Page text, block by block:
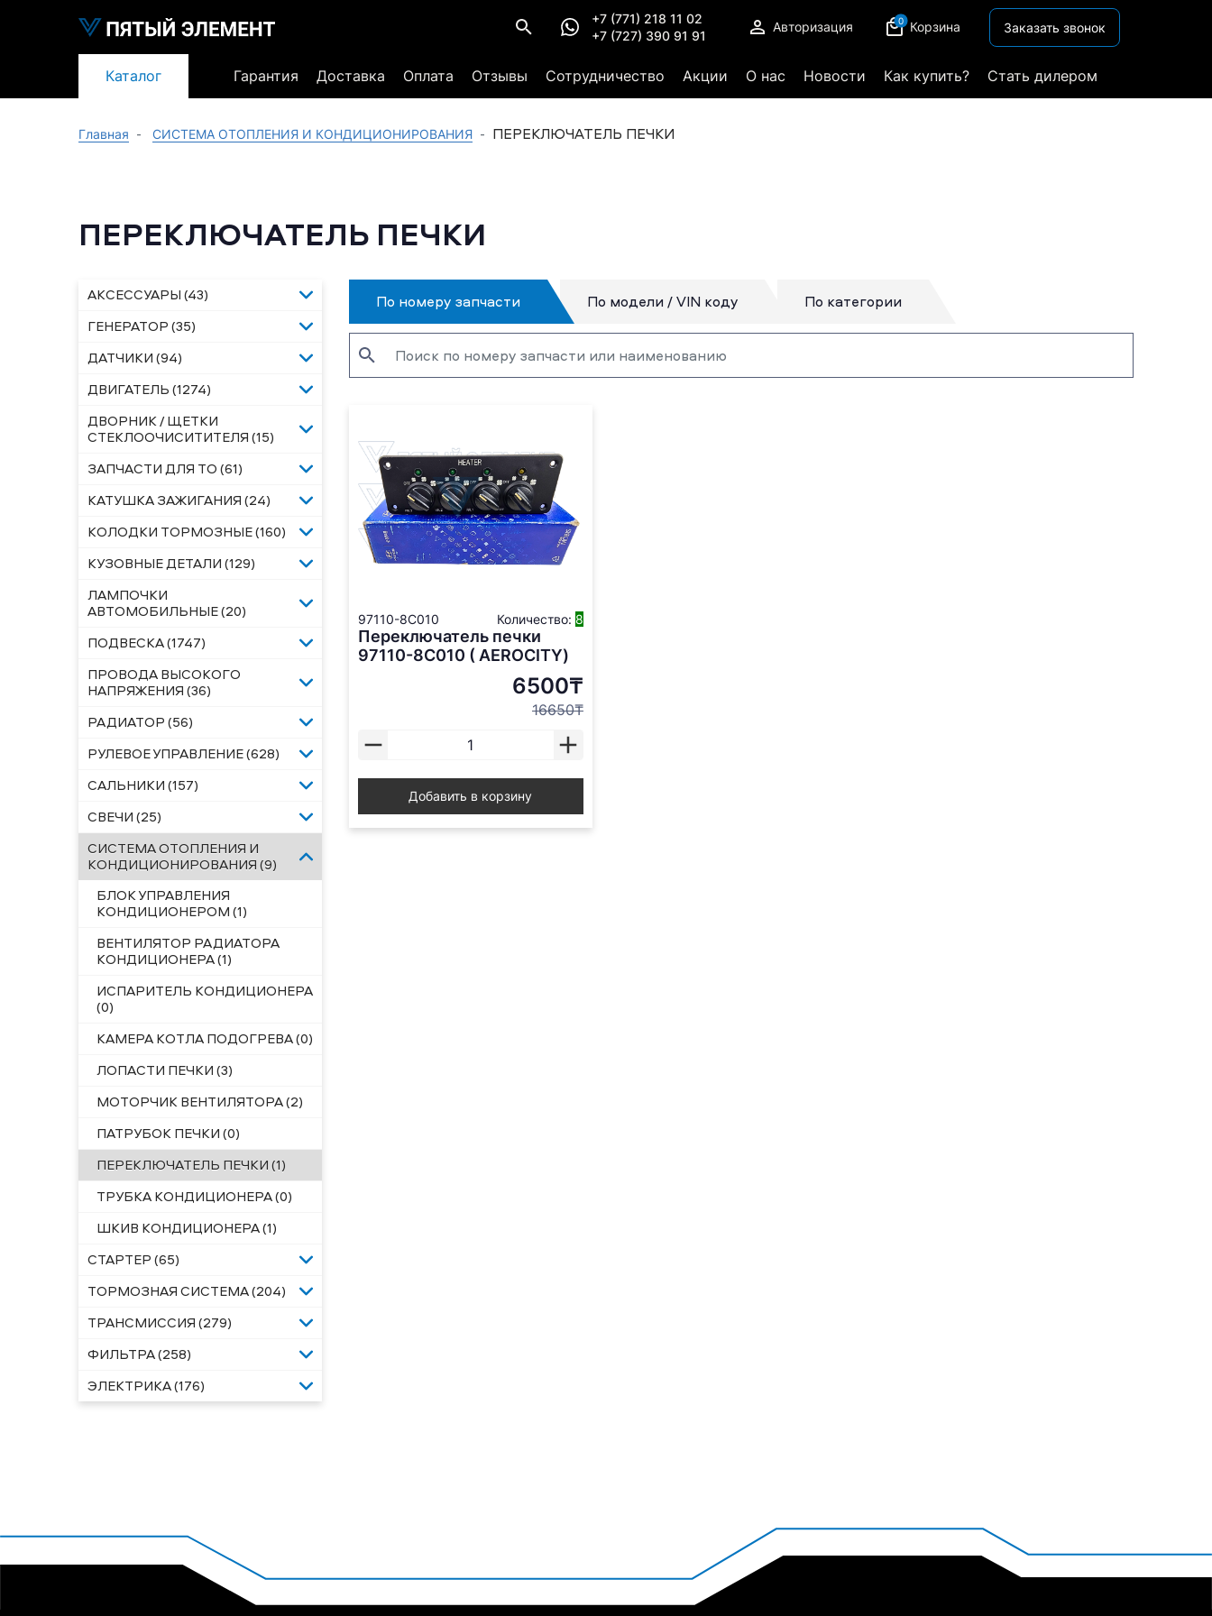
+7 (771) 218 11 02
+7 (727) 390 91 91
Авторизация 0 Корзина Заказать звонок
Каталог Гарантия Доставка Оплата Отзывы Сотрудничество Акции О нас Новости Как купить? Стать дилером
Главная СИСТЕМА ОТОПЛЕНИЯ И КОНДИЦИОНИРОВАНИЯ ПЕРЕКЛЮЧАТЕЛЬ ПЕЧКИ
ПЕРЕКЛЮЧАТЕЛЬ ПЕЧКИ
АКСЕССУАРЫ (43)
ГЕНЕРАТОР (35)
ДАТЧИКИ (94)
ДВИГАТЕЛЬ (1274)
ДВОРНИК / ЩЕТКИ
СТЕКЛООЧИСИТИТЕЛЯ (15)
ЗАПЧАСТИ ДЛЯ ТО (61)
КАТУШКА ЗАЖИГАНИЯ (24)
КОЛОДКИ ТОРМОЗНЫЕ (160)
КУЗОВНЫЕ ДЕТАЛИ (129)
ЛАМПОЧКИ
АВТОМОБИЛЬНЫЕ (20)
ПОДВЕСКА (1747)
ПРОВОДА ВЫСОКОГО
НАПРЯЖЕНИЯ (36)
РАДИАТОР (56)
РУЛЕВОЕ УПРАВЛЕНИЕ (628)
САЛЬНИКИ (157)
СВЕЧИ (25)
СИСТЕМА ОТОПЛЕНИЯ И
КОНДИЦИОНИРОВАНИЯ (9)
БЛОК УПРАВЛЕНИЯ
КОНДИЦИОНЕРОМ (1)
ВЕНТИЛЯТОР РАДИАТОРА
КОНДИЦИОНЕРА (1)
ИСПАРИТЕЛЬ КОНДИЦИОНЕРА
(0)
КАМЕРА КОТЛА ПОДОГРЕВА (0)
ЛОПАСТИ ПЕЧКИ (3)
МОТОРЧИК ВЕНТИЛЯТОРА (2)
ПАТРУБОК ПЕЧКИ (0)
ПЕРЕКЛЮЧАТЕЛЬ ПЕЧКИ (1)
ТРУБКА КОНДИЦИОНЕРА (0)
ШКИВ КОНДИЦИОНЕРА (1)
СТАРТЕР (65)
ТОРМОЗНАЯ СИСТЕМА (204)
ТРАНСМИССИЯ (279)
ФИЛЬТРА (258)
ЭЛЕКТРИКА (176)
По номеру запчасти По модели / VIN коду По категории
97110-8C010 Количество: 8
Переключатель печки
97110-8С010 ( AEROCITY)
6500₸
16650₸
Добавить в корзину